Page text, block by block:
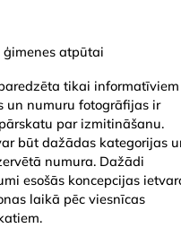
Numuru veidi
ģimenes atpūtai
tikai informatīviem
un numuru fotogrāfijas ir
par izmitināšanu.
būt dažādas kategorijas
numura. Dažādi
esošās koncepcijas
laikā pēc viesnīcas